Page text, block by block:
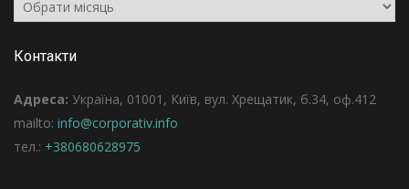
Контакти
Адреса: Україна, 01001, Київ, вул. Хрещатик, б.34, оф.412
mailto: info@corporativ.info
тел.: +380680628975